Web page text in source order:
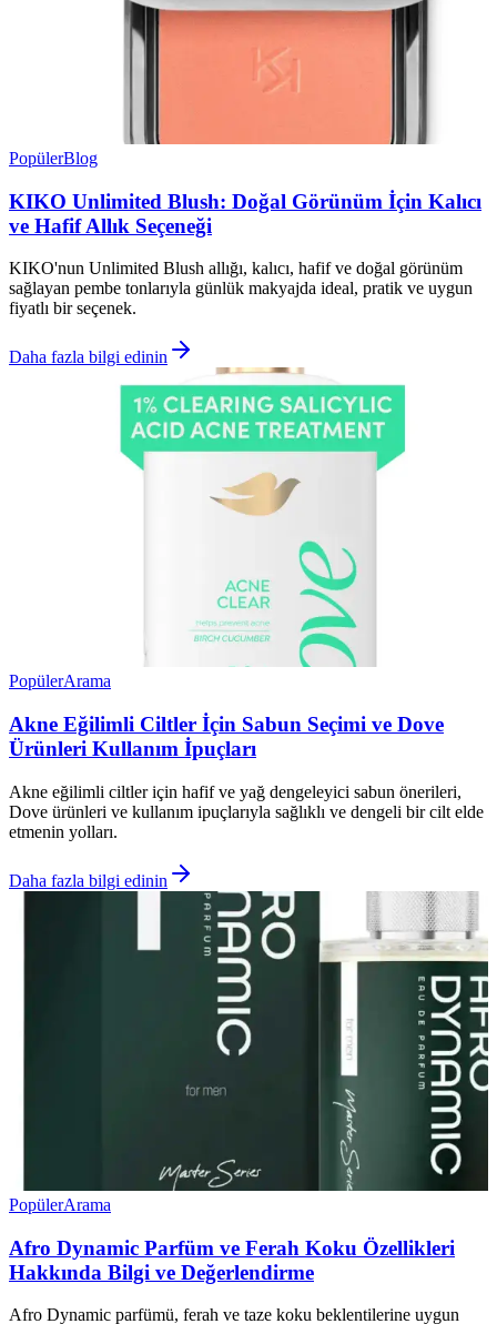
PopülerBlog
KIKO Unlimited Blush: Doğal Görünüm İçin Kalıcı
ve Hafif Allık Seçeneği
KIKO'nun Unlimited Blush allığı, kalıcı, hafif ve doğal görünüm
sağlayan pembe tonlarıyla günlük makyajda ideal, pratik ve uygun
fiyatlı bir seçenek.
Daha fazla bilgi edinin
PopülerArama
Akne Eğilimli Ciltler İçin Sabun Seçimi ve Dove
Ürünleri Kullanım İpuçları
Akne eğilimli ciltler için hafif ve yağ dengeleyici sabun önerileri,
Dove ürünleri ve kullanım ipuçlarıyla sağlıklı ve dengeli bir cilt elde
etmenin yolları.
Daha fazla bilgi edinin
PopülerArama
Afro Dynamic Parfüm ve Ferah Koku Özellikleri
Hakkında Bilgi ve Değerlendirme
Afro Dynamic parfümü, ferah ve taze koku beklentilerine uygun